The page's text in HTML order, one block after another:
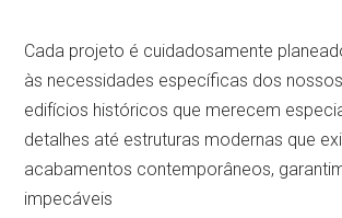
Cada projeto é cuidadosamente
às necessidades específicas dos
edifícios históricos que merecem
detalhes até estruturas modernas que
acabamentos contemporâneos,
impecáveis